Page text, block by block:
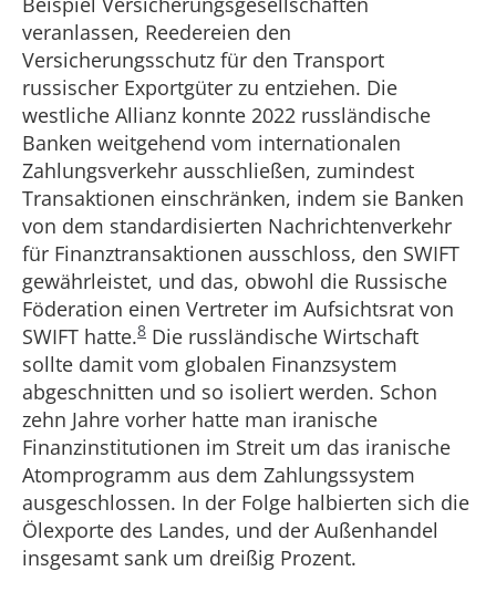
veranlassen, Reedereien den
Versicherungsschutz für den Transport
russischer Exportgüter zu entziehen. Die
westliche Allianz konnte 2022 russländische
Banken weitgehend vom internationalen
Zahlungsverkehr ausschließen, zumindest
Transaktionen einschränken, indem sie Banken
von dem standardisierten Nachrichtenverkehr
für Finanztransaktionen ausschloss, den SWIFT
gewährleistet, und das, obwohl die Russische
Föderation einen Vertreter im Aufsichtsrat von
SWIFT hatte.8 Die russländische Wirtschaft
sollte damit vom globalen Finanzsystem
abgeschnitten und so isoliert werden. Schon
zehn Jahre vorher hatte man iranische
Finanzinstitutionen im Streit um das iranische
Atomprogramm aus dem Zahlungssystem
ausgeschlossen. In der Folge halbierten sich die
Ölexporte des Landes, und der Außenhandel
insgesamt sank um dreißig Prozent.